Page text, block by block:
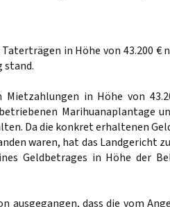
in Höhe von 43.200 €
stand.
in Höhe von
Marihuanaplantage
Da die konkret erhaltenen
waren, hat das Landgericht
Geldbetrages in Höhe der
ausgegangen, dass die vom